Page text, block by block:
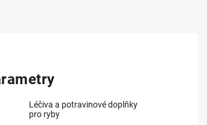
Léčiva a potravinové doplňky
pro ryby